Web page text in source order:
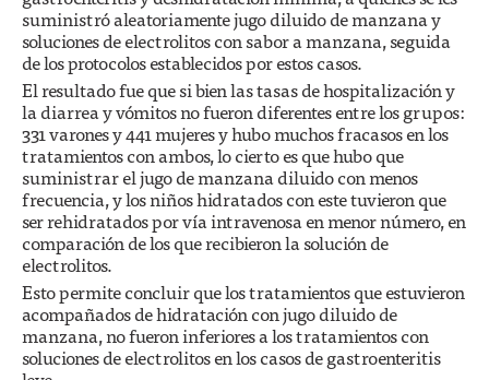
suministró aleatoriamente jugo diluido de manzana y
soluciones de electrolitos con sabor a manzana, seguida
de los protocolos establecidos por estos casos.
El resultado fue que si bien las tasas de hospitalización y
la diarrea y vómitos no fueron diferentes entre los grupos:
331 varones y 441 mujeres y hubo muchos fracasos en los
tratamientos con ambos, lo cierto es que hubo que
suministrar el jugo de manzana diluido con menos
frecuencia, y los niños hidratados con este tuvieron que
ser rehidratados por vía intravenosa en menor número, en
comparación de los que recibieron la solución de
electrolitos.
Esto permite concluir que los tratamientos que estuvieron
acompañados de hidratación con jugo diluido de
manzana, no fueron inferiores a los tratamientos con
soluciones de electrolitos en los casos de gastroenteritis